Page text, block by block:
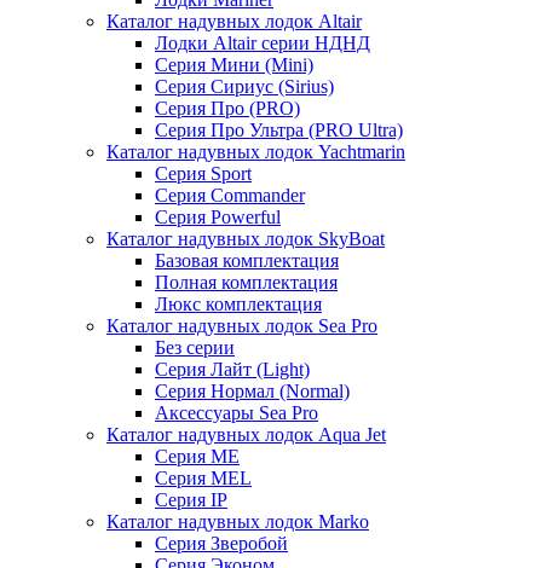
Каталог надувных лодок Altair
Лодки Altair серии НДНД
Серия Мини (Mini)
Серия Сириус (Sirius)
Серия Про (PRO)
Серия Про Ультра (PRO Ultra)
Каталог надувных лодок Yachtmarin
Серия Sport
Серия Commander
Серия Powerful
Каталог надувных лодок SkyBoat
Базовая комплектация
Полная комплектация
Люкс комплектация
Каталог надувных лодок Sea Pro
Без серии
Серия Лайт (Light)
Серия Нормал (Normal)
Аксессуары Sea Pro
Каталог надувных лодок Aqua Jet
Серия ME
Серия MEL
Серия IP
Каталог надувных лодок Marko
Серия Зверобой